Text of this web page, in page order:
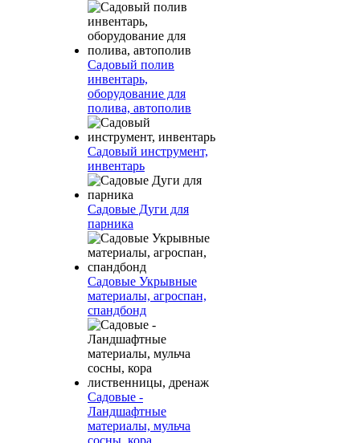
Садовый полив
инвентарь,
оборудование для
полива, автополив
Садовый инструмент,
инвентарь
Садовые Дуги для
парника
Садовые Укрывные
материалы, агроспан,
спандбонд
Садовые -
Ландшафтные
материалы, мульча
сосны, кора